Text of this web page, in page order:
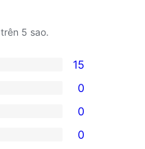
trên 5 sao.
15
0
0
0